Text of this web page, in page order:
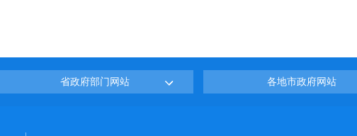
省政府部门网站 各地市政府网站